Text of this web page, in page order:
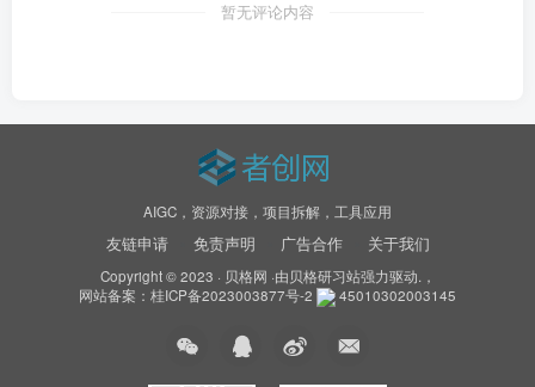
暂无评论内容
AIGC，资源对接，项目拆解，工具应用
友链申请 免责声明 广告合作 关于我们
Copyright © 2023 · 贝格网 ·由贝格研习站强力驱动.，
网站备案： 桂ICP备2023003877号-2 45010302003145